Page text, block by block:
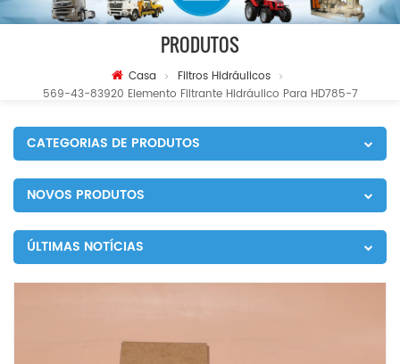
PRODUTOS
Casa
Filtros Hidráulicos
569-43-83920 Elemento Filtrante Hidráulico Para HD785-7
CATEGORIAS DE PRODUTOS
NOVOS PRODUTOS
ÚLTIMAS NOTÍCIAS